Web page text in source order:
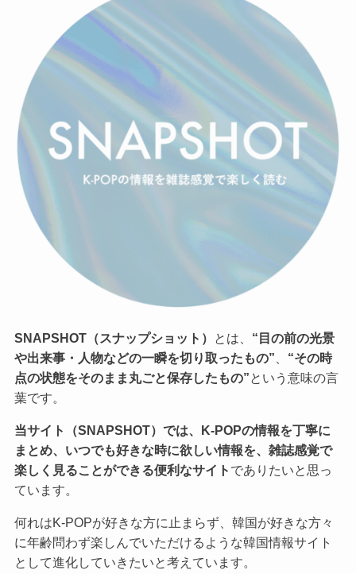
SNAPSHOT（スナップショット） とは、 “目の前の光景
や出来事・人物などの一瞬を切り取ったもの”
“その時
点の状態をそのまま丸ごと保存したもの”という意味の言
葉です。
当サイト（SNAPSHOT）では、K-POPの情報を丁寧に
まとめ、いつでも好きな時に欲しい情報を、雑誌感覚で
楽しく見ることができる便利なサイト でありたいと思っ
ています。
何れはK-POPが好きな方に止まらず、韓国が好きな方々
に年齢問わず楽しんでいただけるような韓国情報サイト
として進化していきたいと考えています。